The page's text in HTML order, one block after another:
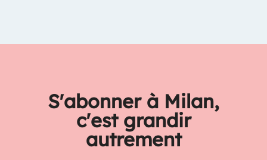
S'abonner à Milan,
c'est grandir
autrement